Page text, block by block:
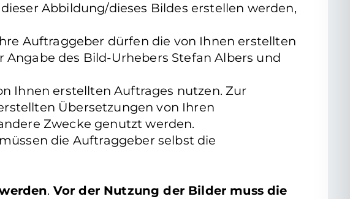
Abbildung/dieses Bildes erstellen werden,
Auftraggeber dürfen die von Ihnen erstellten
des Bild-Urhebers Stefan Albers und
Ihnen erstellten Auftrages nutzen. Zur
Übersetzungen von Ihren
Zwecke genutzt werden.
die Auftraggeber selbst die
. Vor der Nutzung der Bilder muss die